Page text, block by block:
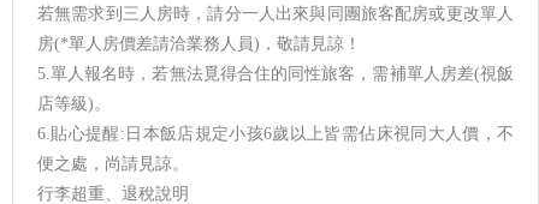
若無需求到三人房時，請分一人出來與同團旅客配房或更改單人
房(*單人房價差請洽業務人員)，敬請見諒！
5.單人報名時，若無法覓得合住的同性旅客，需補單人房差(視飯
店等級)。
6.貼心提醒:日本飯店規定小孩6歲以上皆需佔床視同大人價，不
便之處，尚請見諒。
行李超重、退稅說明